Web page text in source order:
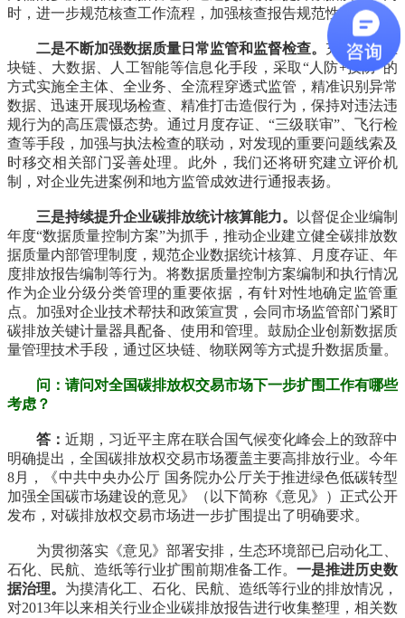
时，进一步规范核查工作流程，加强核查报告规范性审核。
二是不断加强数据质量日常监管和监督检查。 充分利用区
块链、大数据、人工智能等信息化手段，采取“人防+技防”的
方式实施全主体、全业务、全流程穿透式监管，精准识别异常
数据、迅速开展现场检查、精准打击造假行为，保持对违法违
规行为的高压震慑态势。通过月度存证、“三级联审”、飞行检
查等手段，加强与执法检查的联动，对发现的重要问题线索及
时移交相关部门妥善处理。此外，我们还将研究建立评价机
制，对企业先进案例和地方监管成效进行通报表扬。
三是持续提升企业碳排放统计核算能力。
以督促企业编制
年度“数据质量控制方案”为抓手，推动企业建立健全碳排放数
据质量内部管理制度，规范企业数据统计核算、月度存证、年
度排放报告编制等行为。将数据质量控制方案编制和执行情况
作为企业分级分类管理的重要依据，有针对性地确定监管重
点。加强对企业技术帮扶和政策宣贯，会同市场监管部门紧盯
碳排放关键计量器具配备、使用和管理。鼓励企业创新数据质
量管理技术手段，通过区块链、物联网等方式提升数据质量。
问：请问对全国碳排放权交易市场下一步扩围工作有哪些
考虑？
答： 近期，习近平主席在联合国气候变化峰会上的致辞中
明确提出，全国碳排放权交易市场覆盖主要高排放行业。今年
8月，《中共中央办公厅 国务院办公厅关于推进绿色低碳转型
加强全国碳市场建设的意见》（以下简称《意见》）正式公开
发布，对碳排放权交易市场进一步扩围提出了明确要求。
为贯彻落实《意见》部署安排，生态环境部已启动化工、
石化、民航、造纸等行业扩围前期准备工作。 一是推进历史数
据治理。 为摸清化工、石化、民航、造纸等行业的排放情况，
对2013年以来相关行业企业碳排放报告进行收集整理，相关数